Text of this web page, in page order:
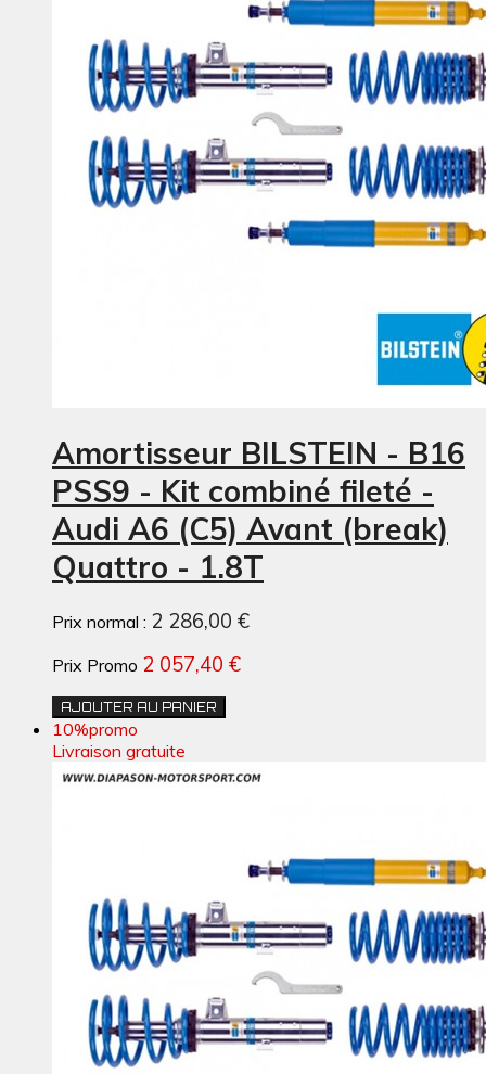
Amortisseur BILSTEIN - B16
PSS9 - Kit combiné fileté -
Audi A6 (C5) Avant (break)
Quattro - 1.8T
Prix normal : 2 286,00 €
Prix Promo 2 057,40 €
AJOUTER AU PANIER
10%promo
Livraison gratuite